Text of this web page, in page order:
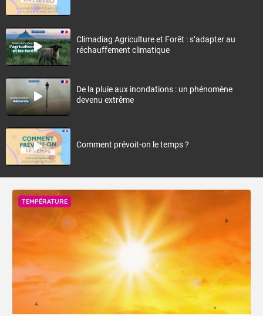
Climadiag Agriculture et Forêt : s’adapter au
réchauffement climatique
De la pluie aux inondations : un phénomène
devenu extrême
Comment prévoit-on le temps ?
TEMPÉRATURE